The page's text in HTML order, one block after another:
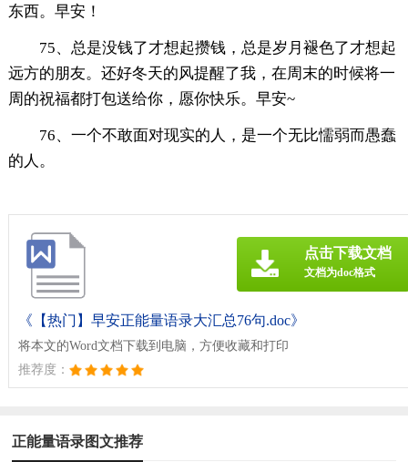
东西。早安！
75、总是没钱了才想起攒钱，总是岁月褪色了才想起
远方的朋友。还好冬天的风提醒了我，在周末的时候将一
周的祝福都打包送给你，愿你快乐。早安~
76、一个不敢面对现实的人，是一个无比懦弱而愚蠢
的人。
《【热门】早安正能量语录大汇总76句.doc》
将本文的Word文档下载到电脑，方便收藏和打印
推荐度：
点击下载文档
文档为doc格式
正能量语录图文推荐